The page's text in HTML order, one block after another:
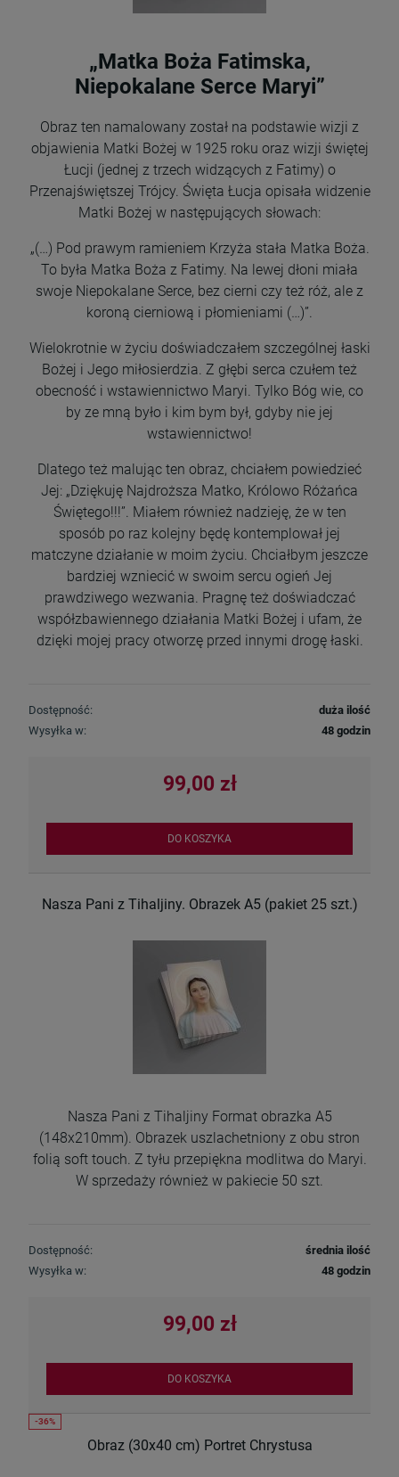
„Matka Boża Fatimska,
Niepokalane Serce Maryi”
Obraz ten namalowany został na podstawie wizji z
objawienia Matki Bożej w 1925 roku oraz wizji świętej
Łucji (jednej z trzech widzących z Fatimy) o
Przenajświętszej Trójcy. Święta Łucja opisała widzenie
Matki Bożej w następujących słowach:
„(…) Pod prawym ramieniem Krzyża stała Matka Boża.
To była Matka Boża z Fatimy. Na lewej dłoni miała
swoje Niepokalane Serce, bez cierni czy też róż, ale z
koroną cierniową i płomieniami (…)”.
Wielokrotnie w życiu doświadczałem szczególnej łaski
Bożej i Jego miłosierdzia. Z głębi serca czułem też
obecność i wstawiennictwo Maryi. Tylko Bóg wie, co
by ze mną było i kim bym był, gdyby nie jej
wstawiennictwo!
Dlatego też malując ten obraz, chciałem powiedzieć
Jej: „Dziękuję Najdroższa Matko, Królowo Różańca
Świętego!!!”. Miałem również nadzieję, że w ten
sposób po raz kolejny będę kontemplował jej
matczyne działanie w moim życiu. Chciałbym jeszcze
bardziej wzniecić w swoim sercu ogień Jej
prawdziwego wezwania. Pragnę też doświadczać
współzbawiennego działania Matki Bożej i ufam, że
dzięki mojej pracy otworzę przed innymi drogę łaski.
Dostępność:
duża ilość
Wysyłka w:
48 godzin
99,00 zł
DO KOSZYKA
Nasza Pani z Tihaljiny. Obrazek A5 (pakiet 25 szt.)
Nasza Pani z Tihaljiny Format obrazka A5
(148x210mm). Obrazek uszlachetniony z obu stron
folią soft touch. Z tyłu przepiękna modlitwa do Maryi.
W sprzedaży również w pakiecie 50 szt.
Dostępność:
średnia ilość
Wysyłka w:
48 godzin
99,00 zł
DO KOSZYKA
Obraz (30x40 cm) Portret Chrystusa